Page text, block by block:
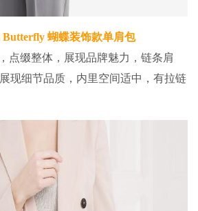
蝴蝶装饰款单肩包
点缀整体，展现品牌魅力，链条肩
现细节品质，内里空间适中，有拉链